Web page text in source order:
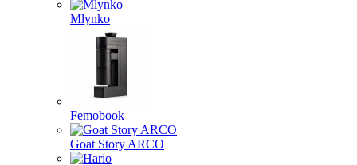
Mlynko
Femobook
Goat Story ARCO